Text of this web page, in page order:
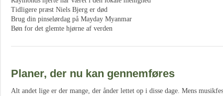
Tidligere præst Niels Bjerg er død
Brug din pinselørdag på Mayday Myanmar
Bøn for det glemte hjørne af verden
Planer, der nu kan gennemføres
Alt andet lige er der mange, der ånder lettet op i disse dage. Mens